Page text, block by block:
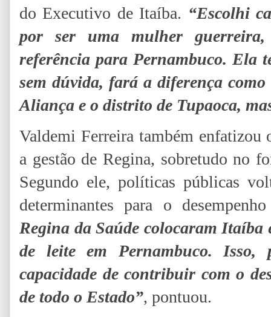
do Executivo de Itaíba. “Escolhi
por ser uma mulher
referência para Pernambuco. Ela
sem dúvida, fará a diferença
Aliança e o distrito de Tupaoca,
Valdemi Ferreira também enfatizou
a gestão de Regina, sobretudo no
Segundo ele, políticas públicas
determinantes para o
Regina da Saúde colocaram
de leite em Pernambuco.
capacidade de contribuir com o
de todo o Estado”, pontuou.